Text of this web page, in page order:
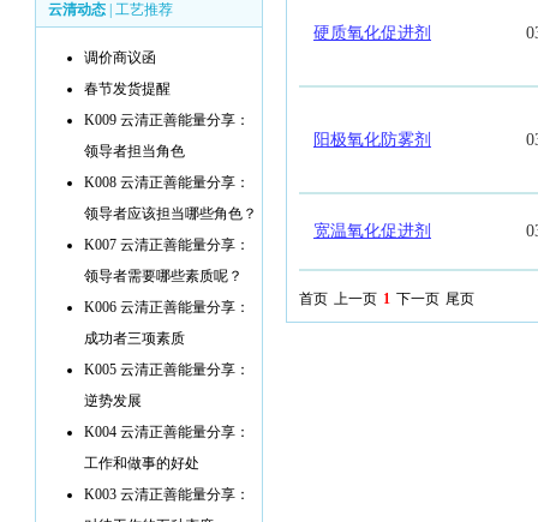
云清动态 工艺推荐
调价商议函
春节发货提醒
K009 云清正善能量分享：
领导者担当角色
K008 云清正善能量分享：
领导者应该担当哪些角色？
K007 云清正善能量分享：
领导者需要哪些素质呢？
K006 云清正善能量分享：
成功者三项素质
K005 云清正善能量分享：
逆势发展
K004 云清正善能量分享：
工作和做事的好处
K003 云清正善能量分享：
硬质氧化促进剂
阳极氧化防雾剂
宽温氧化促进剂
首页 上一页 1 下一页 尾页